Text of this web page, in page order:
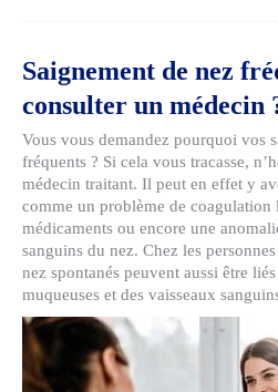
Saignement de nez
consulter un médecin
Vous vous demandez pourquoi vos
fréquents ? Si cela vous tracasse,
médecin traitant. Il peut en effet y
comme un problème de coagulation
médicaments ou encore une
sanguins du nez. Chez les
nez spontanés peuvent aussi être
muqueuses et des vaisseaux